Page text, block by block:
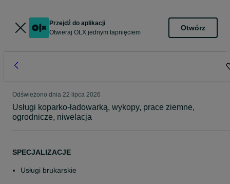
Przejdź do aplikacji
Otwieraj OLX jednym tapnięciem
Otwórz
Odświeżono dnia 22 lipca 2026
Usługi koparko-ładowarką, wykopy, prace ziemne,
ogrodnicze, niwelacja
SPECJALIZACJE
Usługi brukarskie